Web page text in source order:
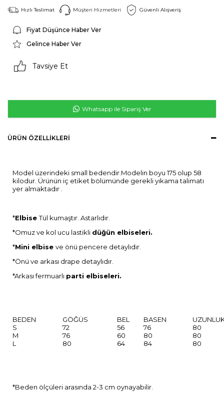
Hızlı Teslimat Müşteri Hizmetleri Güvenli Alışveriş
Fiyat Düşünce Haber Ver
Gelince Haber Ver
Tavsiye Et
Whatsapp ile Sipariş Ver
ÜRÜN ÖZELLIKLERI
Model üzerindeki small bedendir.Modelin boyu 175 olup 58
kilodur. Ürünün iç etiket bölümünde gerekli yıkama talimatı
yer almaktadır .
*ElbiseTül kumaştır. Astarlıdır.
*Omuz ve kol ucu lastikli düğün elbiseleri.
*Mini elbise ve önü pencere detaylıdır.
*Önü ve arkası drape detaylıdır.
*Arkası fermuarlı parti elbiseleri.
BEDEN GÖĞÜS BEL BASEN
S
72 56 76
80
M
76 60 80
80
L
80 64 84 80
*Beden ölçüleri arasında 2-3 cm oynayabilir.